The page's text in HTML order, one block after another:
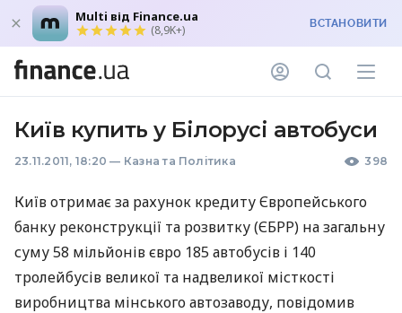
Multi від Finance.ua
(8,9K+) ВСТАНОВИТИ
Київ купить у Білорусі автобуси
23.11.2011, 18:20 — Казна та Політика 398
Київ отримає за рахунок кредиту Європейського
банку реконструкції та розвитку (ЄБРР) на загальну
суму 58 мільйонів євро 185 автобусів і 140
тролейбусів великої та надвеликої місткості
виробництва мінського автозаводу, повідомив